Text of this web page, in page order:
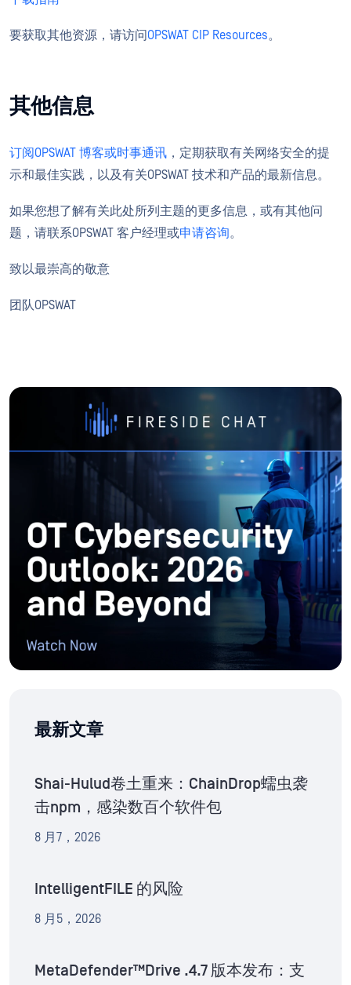
要获取其他资源，请访问OPSWAT CIP Resources。
其他信息
订阅OPSWAT 博客或时事通讯 ，定期获取有关网络安全的提
示和最佳实践，以及有关OPSWAT 技术和产品的最新信息。
如果您想了解有关此处所列主题的更多信息，或有其他问
题，请联系OPSWAT 客户经理或申请咨询。
致以最崇高的敬意
团队OPSWAT
最新文章
Shai-Hulud卷土重来：ChainDrop蠕虫袭
击npm，感染数百个软件包
8 月7，2026
IntelligentFILE 的风险
8 月5，2026
MetaDefender™Drive .4.7 版本发布：支